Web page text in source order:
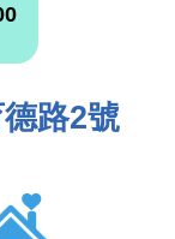
路2號